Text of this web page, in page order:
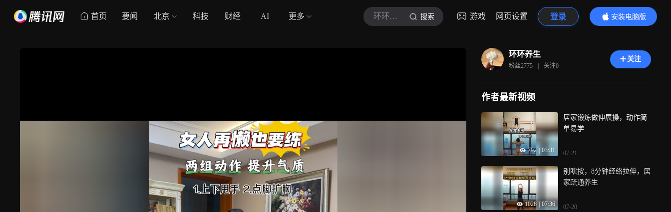
首页 要闻 北京 科技 财经 AI 更多 环环养生 搜索 游戏 网页设置 登录
安装电脑版
内容更精彩
环环养生
粉丝2775 | 关注0
关注
作者最新视频
792 03:31
居家锻炼做伸展操，动作简
单易学
07-21
1028 07:36
别瞎按，8分钟经络拉伸，居
家疏通养生
07-20